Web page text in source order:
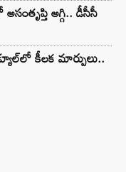
అగ్గి.. డీసీసీ
కీలక మార్పులు..